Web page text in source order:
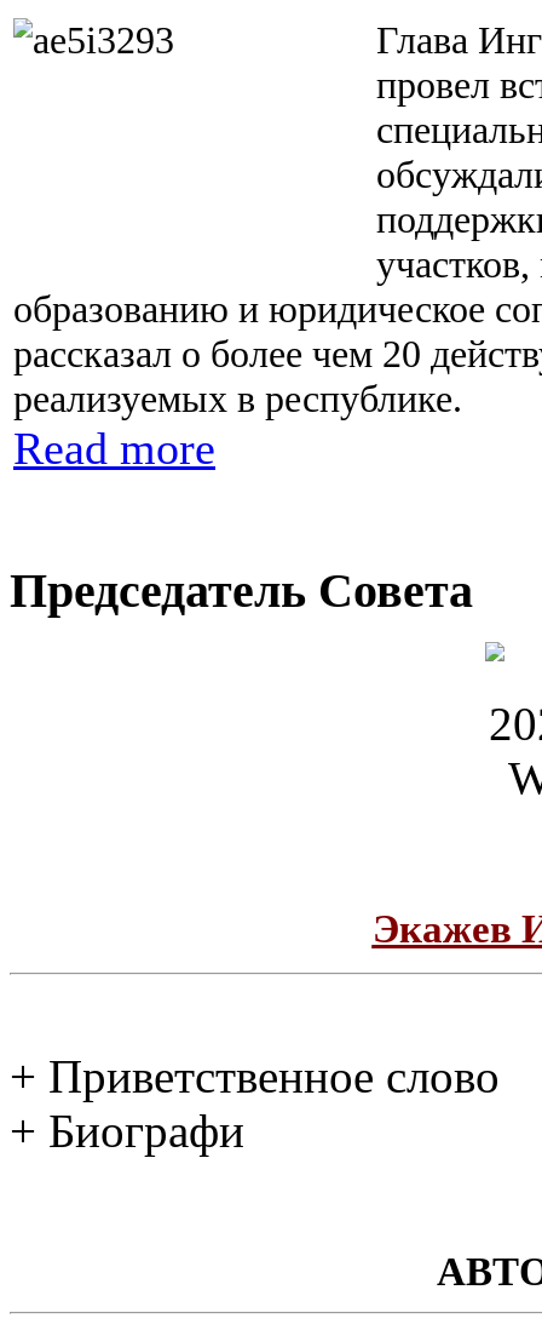
Глава
провел
образованию и юридическое
рассказал о более чем 20
реализуемых в республике.
Read more
Председатель Совета
Экажев
+ Приветственное слово
+ Биографи